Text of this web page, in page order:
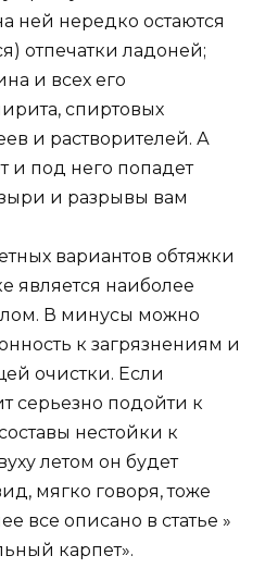
ней нередко остаются
отпечатки ладоней;
и всех его
спиртовых
и растворителей. А
и под него попадет
и разрывы вам
вариантов обтяжки
является наиболее
В минусы можно
к загрязнениям и
очистки. Если
серьезно подойти к
нестойки к
летом он будет
мягко говоря, тоже
все описано в статье »
карпет».